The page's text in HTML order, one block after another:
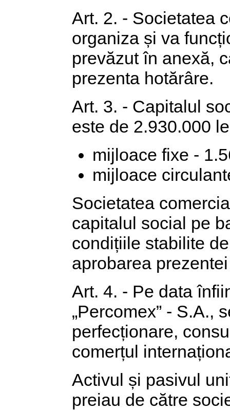
Art. 2. - Societatea
organiza și va
prevăzut în anexă,
prezenta hotărâre.
Art. 3. - Capitalul
este de 2.930.000
mijloace fixe -
mijloace
Societatea
capitalul social pe
condițiile stabilite
aprobarea
Art. 4. - Pe data
„Percomex” - S.A.,
perfecționare,
comerțul
Activul și pasivul
preiau de către